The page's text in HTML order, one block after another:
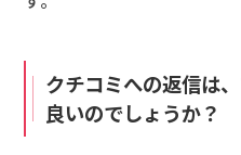
クチコミへの返信は
良いのでしょうか？